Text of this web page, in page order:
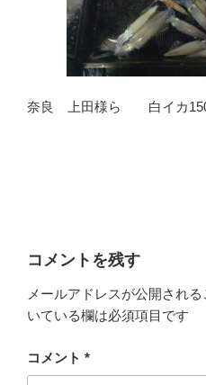
奈良 上田様ら 白イカ150
コメントを残す
メールアドレスが公開される
いている欄は必須項目です
コメント *